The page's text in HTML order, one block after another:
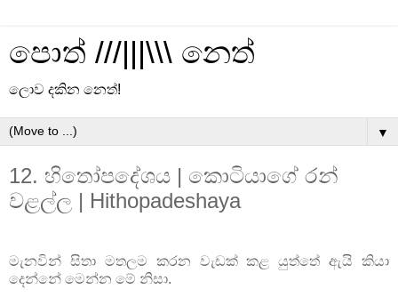
පොත් ///|||\\\ නෙත්
ලොව දකින නෙත්!
▼
12. හිතෝපදේශය | කොටියාගේ රන්
වළල්ල | Hithopadeshaya
මැනවින් සිතා මතලම කරන වැඩක් කළ යුත්තේ ඇයි කියා
දෙන්නේ මෙන්න මේ නිසා.